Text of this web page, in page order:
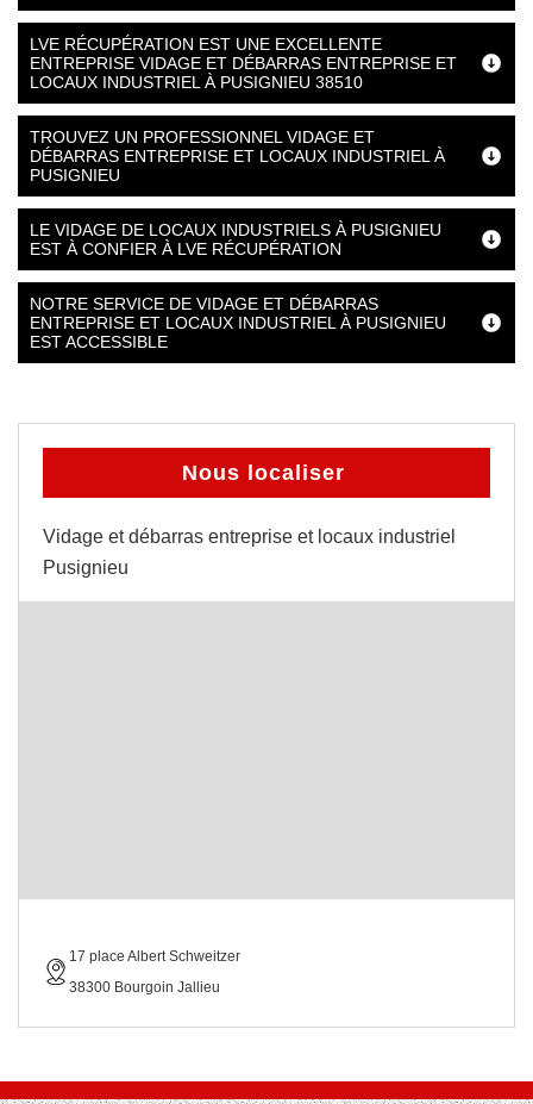
LVE RÉCUPÉRATION EST UNE EXCELLENTE
ENTREPRISE VIDAGE ET DÉBARRAS ENTREPRISE ET
LOCAUX INDUSTRIEL À PUSIGNIEU 38510
TROUVEZ UN PROFESSIONNEL VIDAGE ET
DÉBARRAS ENTREPRISE ET LOCAUX INDUSTRIEL À
PUSIGNIEU
LE VIDAGE DE LOCAUX INDUSTRIELS À PUSIGNIEU
EST À CONFIER À LVE RÉCUPÉRATION
NOTRE SERVICE DE VIDAGE ET DÉBARRAS
ENTREPRISE ET LOCAUX INDUSTRIEL À PUSIGNIEU
EST ACCESSIBLE
Nous localiser
Vidage et débarras entreprise et locaux industriel
Pusignieu
17 place Albert Schweitzer
38300 Bourgoin Jallieu